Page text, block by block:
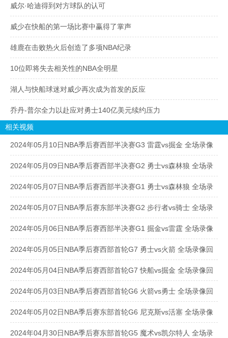
威尔·哈迪得到对方球队的认可
威少在快船的第一场比赛中赢得了掌声
雄鹿在击败热火后创造了多项NBA纪录
10位即将失去相关性的NBA全明星
湖人与快船球迷对威少再次成为首发的反应
乔丹-普尔全力以赴应对勇士140亿美元续约压力
相关视频
2024年05月10日NBA季后赛西部半决赛G3 雷霆vs掘金 全场录像
回放
2024年05月09日NBA季后赛西部半决赛G2 勇士vs森林狼 全场录
像回放
2024年05月07日NBA季后赛西部半决赛G1 勇士vs森林狼 全场录
像回放
2024年05月07日NBA季后赛东部半决赛G2 步行者vs骑士 全场录
像回放
2024年05月06日NBA季后赛西部半决赛G1 掘金vs雷霆 全场录像
回放
2024年05月05日NBA季后赛西部首轮G7 勇士vs火箭 全场录像回
放
2024年05月04日NBA季后赛西部首轮G7 快船vs掘金 全场录像回
放
2024年05月03日NBA季后赛西部首轮G6 火箭vs勇士 全场录像回
放
2024年05月02日NBA季后赛东部首轮G6 尼克斯vs活塞 全场录像
回放
2024年04月30日NBA季后赛东部首轮G5 魔术vs凯尔特人 全场录